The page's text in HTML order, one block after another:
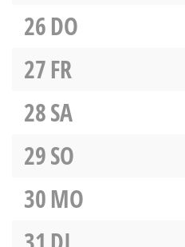
26DO
27FR
28SA
29SO
30MO